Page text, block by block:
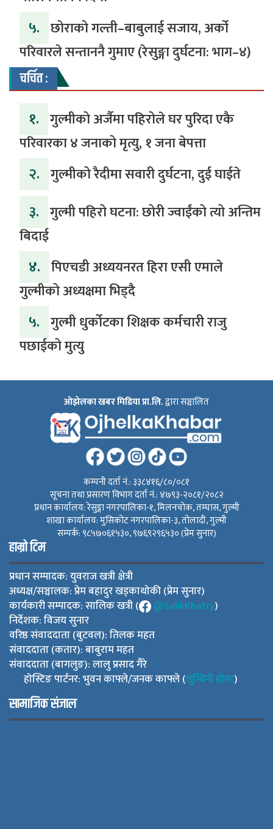
५. ‎​छोराको गल्ती–बाबुलाई सजाय, अर्को
परिवारले सन्ताननै गुमाए (रेसुङ्गा दुर्घटना: भाग–४) ‎
चर्चित :
१. गुल्मीको अर्जैमा पहिरोले घर पुरिदा एकै
परिवारका ४ जनाको मृत्यु, १ जना बेपत्ता
२. गुल्मीको रैदीमा सवारी दुर्घटना, दुई घाईते
३. गुल्मी पहिरो घटना: छोरी ज्वाईंको त्यो अन्तिम
बिदाई
४. पिएचडी अध्ययनरत हिरा एसी एमाले
गुल्मीको अध्यक्षमा भिड्दै
५. गुल्मी धुर्कोटका शिक्षक कर्मचारी राजु
पछाईको मुत्यु
ओझेलका खबर मिडिया प्रा.लि.द्वारा सञ्चालित
कम्पनी दर्ता नं.: ३३८४१६/८०/०८१
सूचना तथा प्रसारण विभाग दर्ता नं.: ४७९३-२०८१/२०८२
प्रधान कार्यालय: रेसुङ्गा नगरपालिका-१, मिलनचोक, तम्घास, गुल्मी
शाखा कार्यालय: मुसिकोट नगरपालिका-३, तोलादी, गुल्मी
सम्पर्क: ९८५७०६१५३०, ९७६९२९६५३० (प्रेम सुनार)
हाम्रो टिम
प्रधान सम्पादक: युवराज खत्री क्षेत्री
अध्यक्ष/सञ्चालक: प्रेम बहादुर खड्काथोकी (प्रेम सुनार)
कार्यकारी सम्पादक: सालिक खत्री (
@SalikKhatry)
निर्देशक: विजय सुनार
वरिष्ठ संवाददाता (बुटवल): तिलक महत
संवाददाता (कतार): बाबुराम महत
संवाददाता (बागलुङ): लालु प्रसाद गैरे
होस्टिङ पार्टनर: भुवन काफ्ले/जनक काफ्ले (लुम्बिनी होस्ट)
सामाजिक संजाल